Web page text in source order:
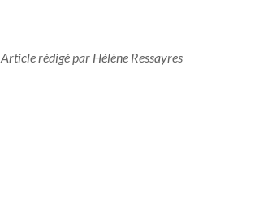
Article rédigé par Hélène Ressayres